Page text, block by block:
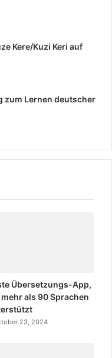
Kere/Kuzi Keri auf
zum Lernen deutscher
Übersetzungs-App,
als 90 Sprachen
23, 2024